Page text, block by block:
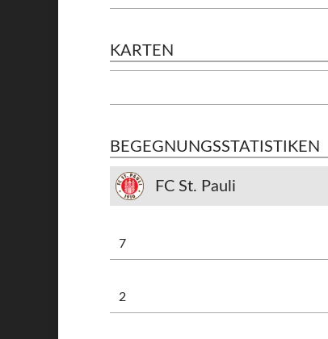
KARTEN
BEGEGNUNGSSTATISTIKEN
FC St. Pauli
7
2